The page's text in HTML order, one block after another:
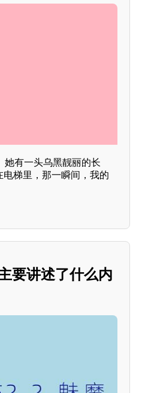
她有一头乌黑靓丽的长
梯里，那一瞬间，我的
要讲述了什么内